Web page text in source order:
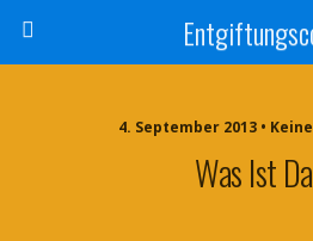
4. September 2013 •
Was Ist